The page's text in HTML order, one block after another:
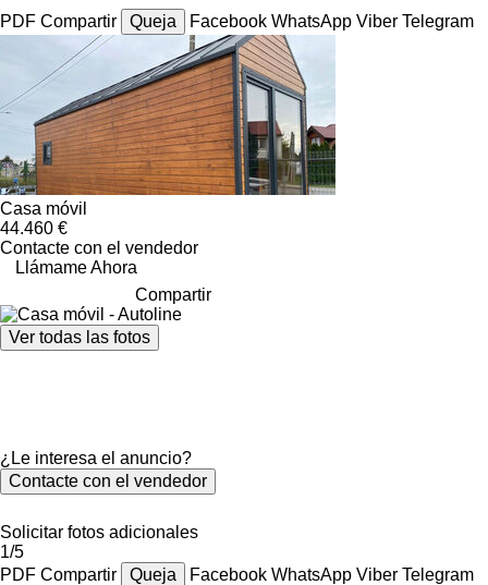
PDF Compartir Queja Facebook WhatsApp Viber Telegram
Casa móvil
44.460 €
Contacte con el vendedor
Llámame Ahora
Compartir
Ver todas las fotos
¿Le interesa el anuncio?
Contacte con el vendedor
Solicitar fotos adicionales
1/5
PDF Compartir Queja Facebook WhatsApp Viber Telegram